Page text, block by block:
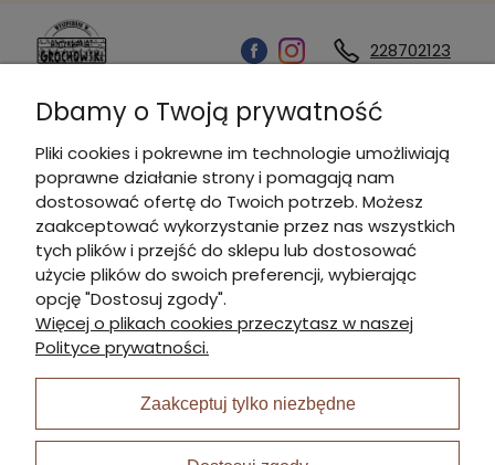
228702123
Kontakt
Informacje
Płatności i dostawa
Moje konto
I Nagroda w plabiscycie:
Dbamy o Twoją prywatność
Pliki cookies i pokrewne im technologie umożliwiają
poprawne działanie strony i pomagają nam
dostosować ofertę do Twoich potrzeb. Możesz
zaakceptować wykorzystanie przez nas wszystkich
tych plików i przejść do sklepu lub dostosować
użycie plików do swoich preferencji, wybierając
opcję "Dostosuj zgody".
Więcej o plikach cookies przeczytasz w naszej
Polityce prywatności.
Zaakceptuj tylko niezbędne